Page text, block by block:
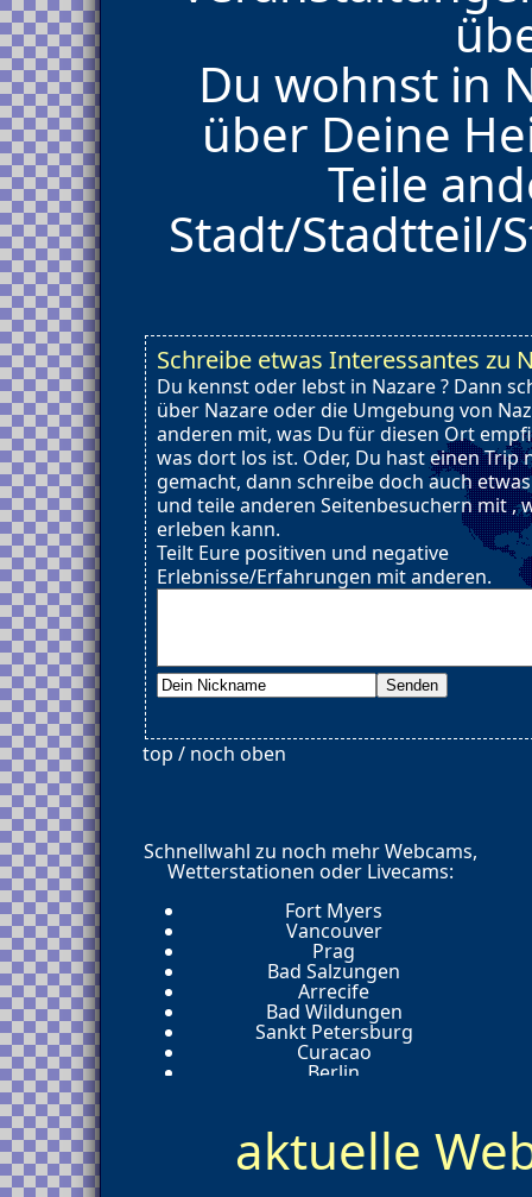
Du wohnst in
über Deine
Teile
Stadt/Stadtteil/
Schreibe etwas Interessantes zu
Du kennst oder lebst in Nazare ? Dann
über Nazare oder die Umgebung von
anderen mit, was Du für diesen Ort
was dort los ist. Oder, Du hast einen Trip
gemacht, dann schreibe doch auch
und teile anderen Seitenbesuchern mit ,
erleben kann.
Teilt Eure positiven und negative
Erlebnisse/Erfahrungen mit anderen.
top / noch oben
Schnellwahl zu noch mehr Webcams,
Wetterstationen oder Livecams:
Fort Myers
Vancouver
Prag
Bad Salzungen
Arrecife
Bad Wildungen
Sankt Petersburg
Curacao
Berlin
Lübbenau
Oehringen
aktuelle